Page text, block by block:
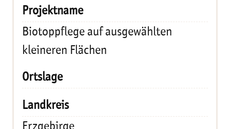
Biotoppflege auf ausgewählten
kleineren Flächen